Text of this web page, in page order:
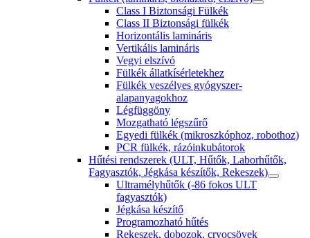
Class I Biztonsági Fülkék
Class II Biztonsági fülkék
Horizontális lamináris
Vertikális lamináris
Vegyi elszívó
Fülkék állatkísérletekhez
Fülkék veszélyes gyógyszer-
alapanyagokhoz
Légfüggöny
Mozgatható légszűrő
Egyedi fülkék (mikroszkóphoz, robothoz)
PCR fülkék, rázóinkubátorok
Hűtési rendszerek (ULT, Hűtők, Laborhűtők,
Fagyasztók, Jégkása készítők, Rekeszek)
Ultramélyhűtők (-86 fokos ULT
fagyasztók)
Jégkása készítő
Programozható hűtés
Rekeszek, dobozok, cryocsövek